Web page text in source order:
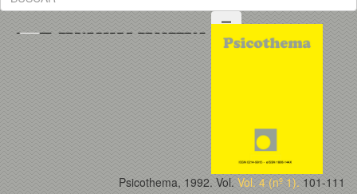
Psicothema, 1992. Vol. Vol. 4 (nº 1). 101-111